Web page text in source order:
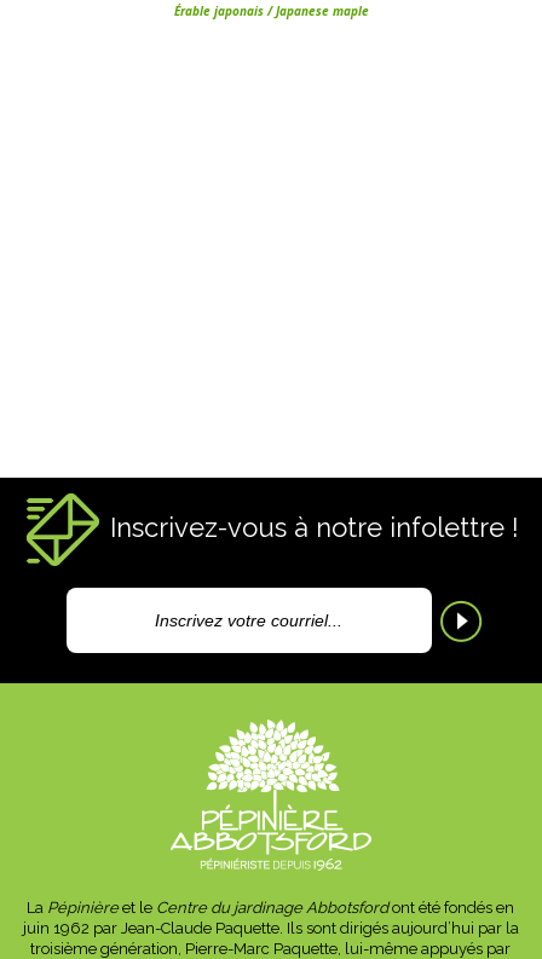
Érable japonais / Japanese maple
Inscrivez-vous à notre infolettre !
La Pépinièreet le Centre du jardinage Abbotsfordont été fondés en
juin 1962 par Jean-Claude Paquette. Ils sont dirigés aujourd’hui par la
troisième génération, Pierre-Marc Paquette, lui-même appuyés par